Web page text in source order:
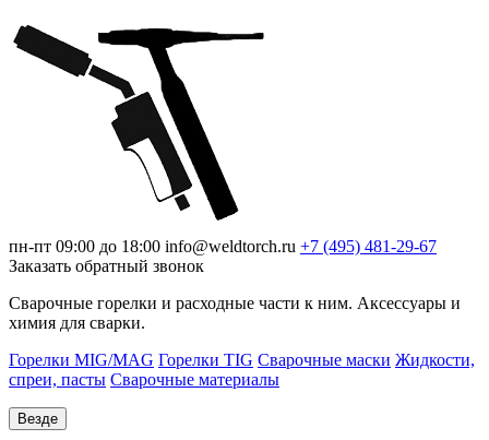
пн-пт 09:00 до 18:00 info@weldtorch.ru +7 (495) 481-29-67
Заказать обратный звонок
Сварочные горелки и расходные части к ним. Аксессуары и
химия для сварки.
Горелки MIG/MAG Горелки TIG Сварочные маски Жидкости,
спреи, пасты Сварочные материалы
Везде